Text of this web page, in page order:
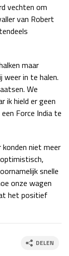
vechten om
van Robert
maar
weer in te halen.
We
ik hield er geen
Force India te
konden niet meer
snelle
onze wagen
het positief
DELEN